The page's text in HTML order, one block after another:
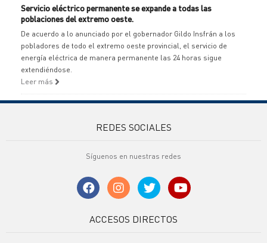
Servicio eléctrico permanente se expande a todas las
poblaciones del extremo oeste.
De acuerdo a lo anunciado por el gobernador Gildo Insfrán a los
pobladores de todo el extremo oeste provincial, el servicio de
energía eléctrica de manera permanente las 24 horas sigue
extendiéndose.
Leer más
REDES SOCIALES
Síguenos en nuestras redes
ACCESOS DIRECTOS